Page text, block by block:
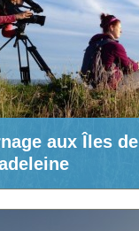
aux Îles de